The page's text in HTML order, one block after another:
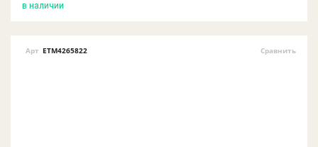
в наличии
Арт ETM4265822 Сравнить